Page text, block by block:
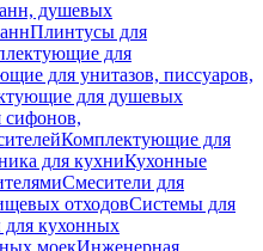
душевых
Плинтусы для
для
для унитазов, писсуаров,
для душевых
Комплектующие для
для кухниКухонные
Смесители для
отходовСистемы для
кухонных
моекИнженерная